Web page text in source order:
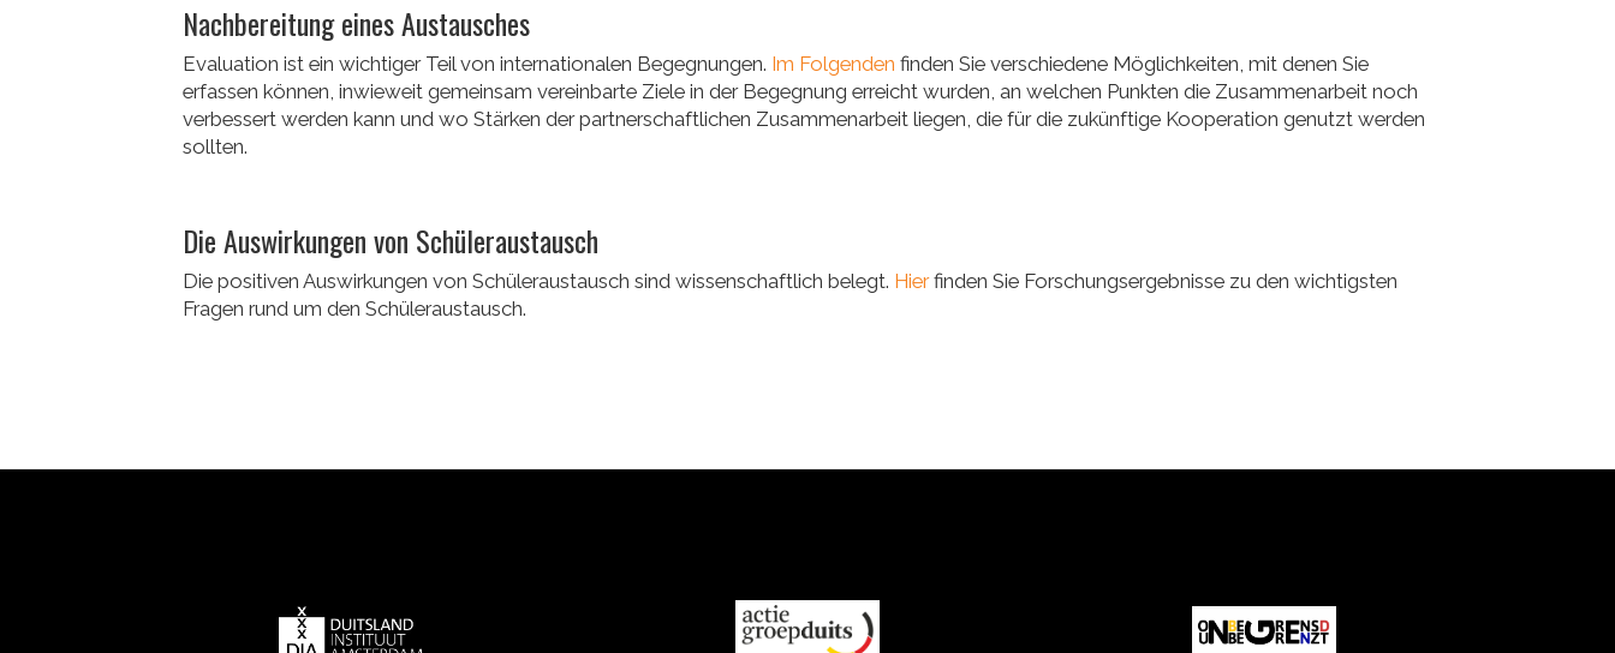
Nachbereitung eines Austausches
Evaluation ist ein wichtiger Teil von internationalen Begegnungen. Im Folgenden finden Sie verschiedene Möglichkeiten, mit denen Sie
erfassen können, inwieweit gemeinsam vereinbarte Ziele in der Begegnung erreicht wurden, an welchen Punkten die Zusammenarbeit noch
verbessert werden kann und wo Stärken der partnerschaftlichen Zusammenarbeit liegen, die für die zukünftige Kooperation genutzt werden
sollten.
Die Auswirkungen von Schüleraustausch
Die positiven Auswirkungen von Schüleraustausch sind wissenschaftlich belegt. Hierfinden Sie Forschungsergebnisse zu den wichtigsten
Fragen rund um den Schüleraustausch.